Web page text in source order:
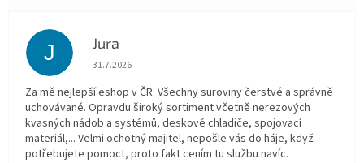
J Jura
Hodnocení obchodu je 5 z 5 hvězdiček.
31.7.2026
Za mě nejlepší eshop v ČR. Všechny suroviny čerstvé a správně
uchovávané. Opravdu široký sortiment včetně nerezových
kvasných nádob a systémů, deskové chladiče, spojovací
materiál,... Velmi ochotný majitel, nepošle vás do háje, když
potřebujete pomoct, proto fakt cením tu službu navíc.